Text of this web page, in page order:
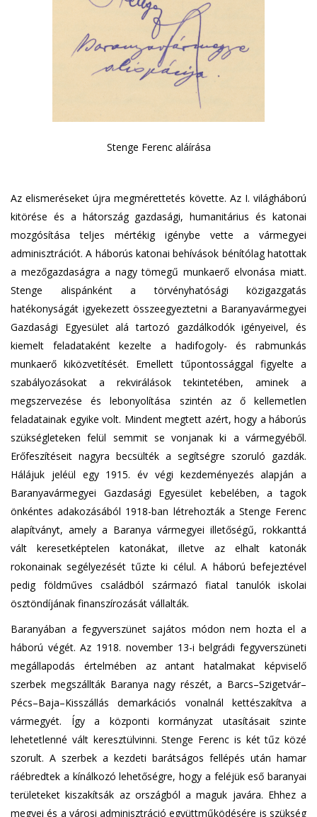
Stenge Ferenc aláírása
Az elismeréseket újra megmérettetés követte. Az I. világháború
kitörése és a hátország gazdasági, humanitárius és katonai
mozgósítása teljes mértékig igénybe vette a vármegyei
adminisztrációt. A háborús katonai behívások bénítólag hatottak
a mezőgazdaságra a nagy tömegű munkaerő elvonása miatt.
Stenge alispánként a törvényhatósági közigazgatás
hatékonyságát igyekezett összeegyeztetni a Baranyavármegyei
Gazdasági Egyesület alá tartozó gazdálkodók igényeivel, és
kiemelt feladataként kezelte a hadifogoly- és rabmunkás
munkaerő kiközvetítését. Emellett tűpontossággal figyelte a
szabályozásokat a rekvirálások tekintetében, aminek a
megszervezése és lebonyolítása szintén az ő kellemetlen
feladatainak egyike volt. Mindent megtett azért, hogy a háborús
szükségleteken felül semmit se vonjanak ki a vármegyéből.
Erőfeszítéseit nagyra becsülték a segítségre szoruló gazdák.
Hálájuk jeléül egy 1915. év végi kezdeményezés alapján a
Baranyavármegyei Gazdasági Egyesület kebelében, a tagok
önkéntes adakozásából 1918-ban létrehozták a Stenge Ferenc
alapítványt, amely a Baranya vármegyei illetőségű, rokkanttá
vált keresetképtelen katonákat, illetve az elhalt katonák
rokonainak segélyezését tűzte ki célul. A háború befejeztével
pedig földműves családból származó fiatal tanulók iskolai
ösztöndíjának finanszírozását vállalták.
Baranyában a fegyverszünet sajátos módon nem hozta el a
háború végét. Az 1918. november 13-i belgrádi fegyverszüneti
megállapodás értelmében az antant hatalmakat képviselő
szerbek megszállták Baranya nagy részét, a Barcs–Szigetvár–
Pécs–Baja–Kisszállás demarkációs vonalnál kettészakítva a
vármegyét. Így a központi kormányzat utasításait szinte
lehetetlenné vált keresztülvinni. Stenge Ferenc is két tűz közé
szorult. A szerbek a kezdeti barátságos fellépés után hamar
ráébredtek a kínálkozó lehetőségre, hogy a feléjük eső baranyai
területeket kiszakítsák az országból a maguk javára. Ehhez a
megyei és a városi adminisztráció együttműködésére is szükség